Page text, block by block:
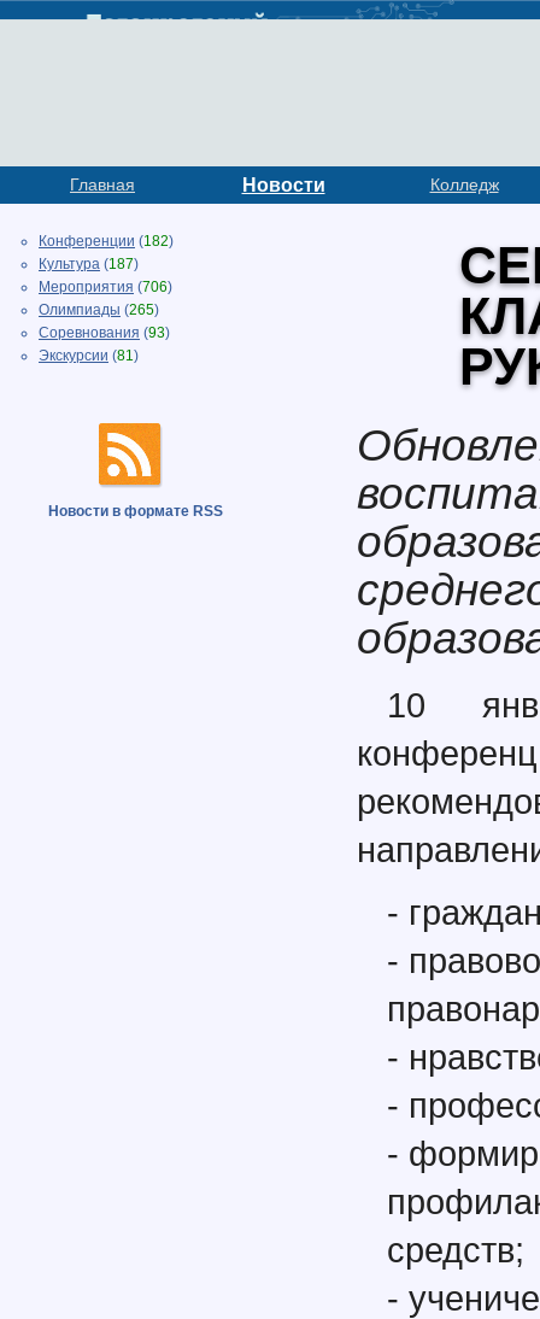
Главная Новости Колледж
Конференции (182)
Культура (187)
Мероприятия (706)
Олимпиады (265)
Соревнования (93)
Экскурсии (81)
Новости в формате RSS
10
-
-
-
-
-
средств;
-